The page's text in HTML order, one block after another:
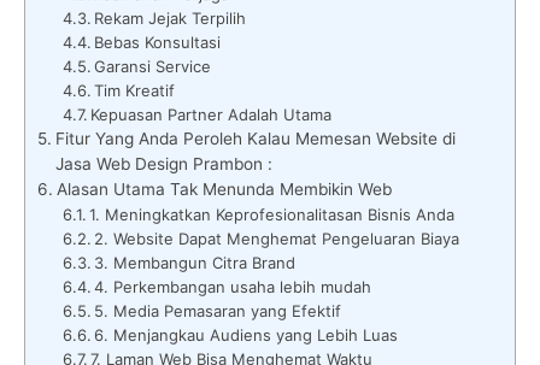
Rekam Jejak Terpilih
Bebas Konsultasi
Garansi Service
Tim Kreatif
Kepuasan Partner Adalah Utama
Fitur Yang Anda Peroleh Kalau Memesan Website di
Jasa Web Design Prambon :
Alasan Utama Tak Menunda Membikin Web
1. Meningkatkan Keprofesionalitasan Bisnis Anda
2. Website Dapat Menghemat Pengeluaran Biaya
3. Membangun Citra Brand
4. Perkembangan usaha lebih mudah
5. Media Pemasaran yang Efektif
6. Menjangkau Audiens yang Lebih Luas
7. Laman Web Bisa Menghemat Waktu